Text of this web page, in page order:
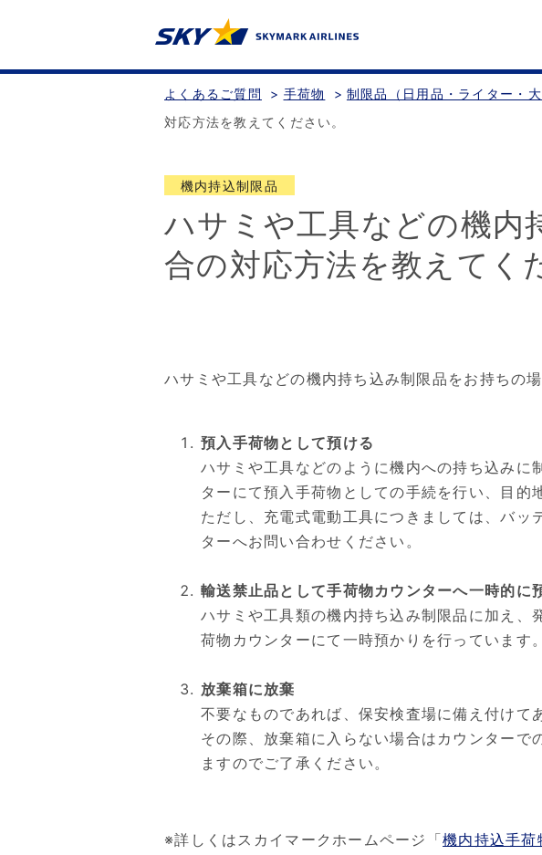
よくあるご質問 > 手荷物 > 制限品（日用品・ライター・大
対応方法を教えてください。
機内持込制限品
ハサミや工具などの機内
合の対応方法を教えてく
ハサミや工具などの機内持ち込み制限品をお持ちの
預入手荷物として預ける
ハサミや工具などのように機内への持ち込み
ターにて預入手荷物としての手続を行い、目的
ただし、充電式電動工具につきましては、バ
ターへお問い合わせください。
輸送禁止品として手荷物カウンターへ一時的に
ハサミや工具類の機内持ち込み制限品に加え
荷物カウンターにて一時預かりを行っています
放棄箱に放棄
不要なものであれば、保安検査場に備え付けて
その際、放棄箱に入らない場合はカウンター
ますのでご了承ください。
※詳しくはスカイマークホームページ「機内持込手荷